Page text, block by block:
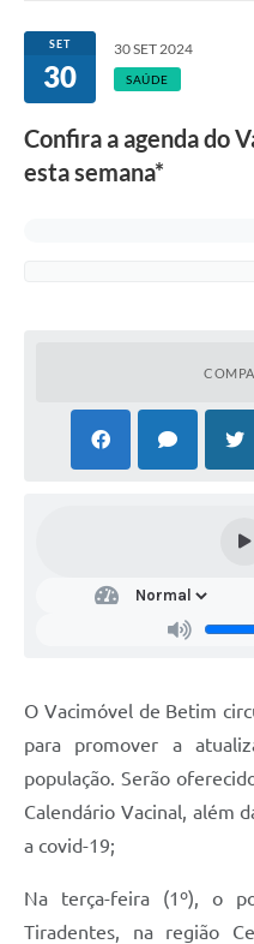
SET
30
30 SET 2024
SAÚDE
Confira a agenda do
esta semana*
O Vacimóvel de Betim
para promover a
população. Serão
Calendário Vacinal, além
a covid-19;
Na terça-feira (1º), o
Tiradentes, na região